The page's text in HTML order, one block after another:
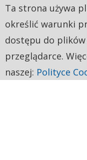
Ta strona używa
określić warunki
dostępu do
przeglądarce.
naszej: Polityce